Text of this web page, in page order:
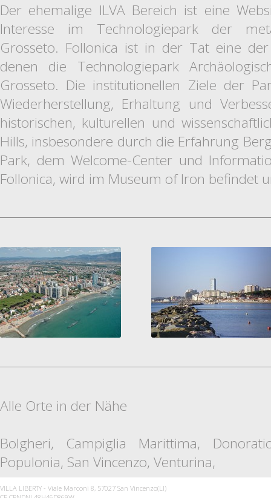
Der ehemalige ILVA Bereich ist eine
Interesse im Technologiepark der
Grosseto. Follonica ist in der Tat eine
denen die Technologiepark
Grosseto. Die institutionellen Ziele der
Wiederherstellung, Erhaltung und
historischen, kulturellen und
Hills, insbesondere durch die Erfahrung
Park, dem Welcome-Center und
Follonica, wird im Museum of Iron befindet
Alle Orte in der Nähe
Bolgheri, Campiglia Marittima,
Populonia, San Vincenzo, Venturina,
VILLA LIBERTY - Viale Marconi 8, 57027 San Vincenzo(LI)